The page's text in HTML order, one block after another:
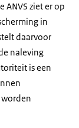
ANVS ziet er op
in
daarvoor
naleving
is een